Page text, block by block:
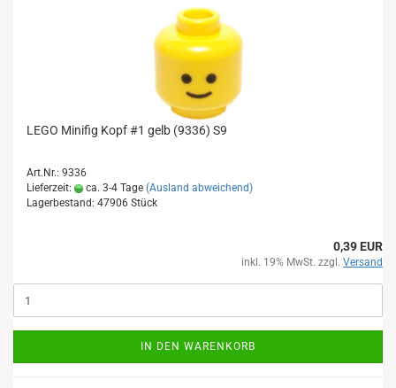
LEGO Minifig Kopf #1 gelb (9336) S9
Art.Nr.: 9336
Lieferzeit:
ca. 3-4 Tage (Ausland abweichend)
Lagerbestand: 47906 Stück
0,39 EUR
inkl. 19% MwSt. zzgl. Versand
IN DEN WARENKORB